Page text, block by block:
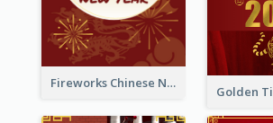
Fireworks Chinese New Year Greeting Card